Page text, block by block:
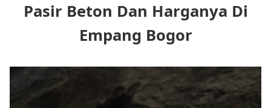
Pasir Beton Dan Harganya Di
Empang Bogor